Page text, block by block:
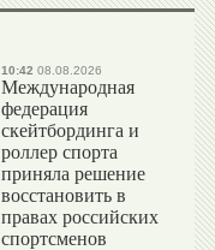
10:42 08.08.2026
Международная
федерация
скейтбординга и
роллер спорта
приняла решение
восстановить в
правах российских
спортсменов